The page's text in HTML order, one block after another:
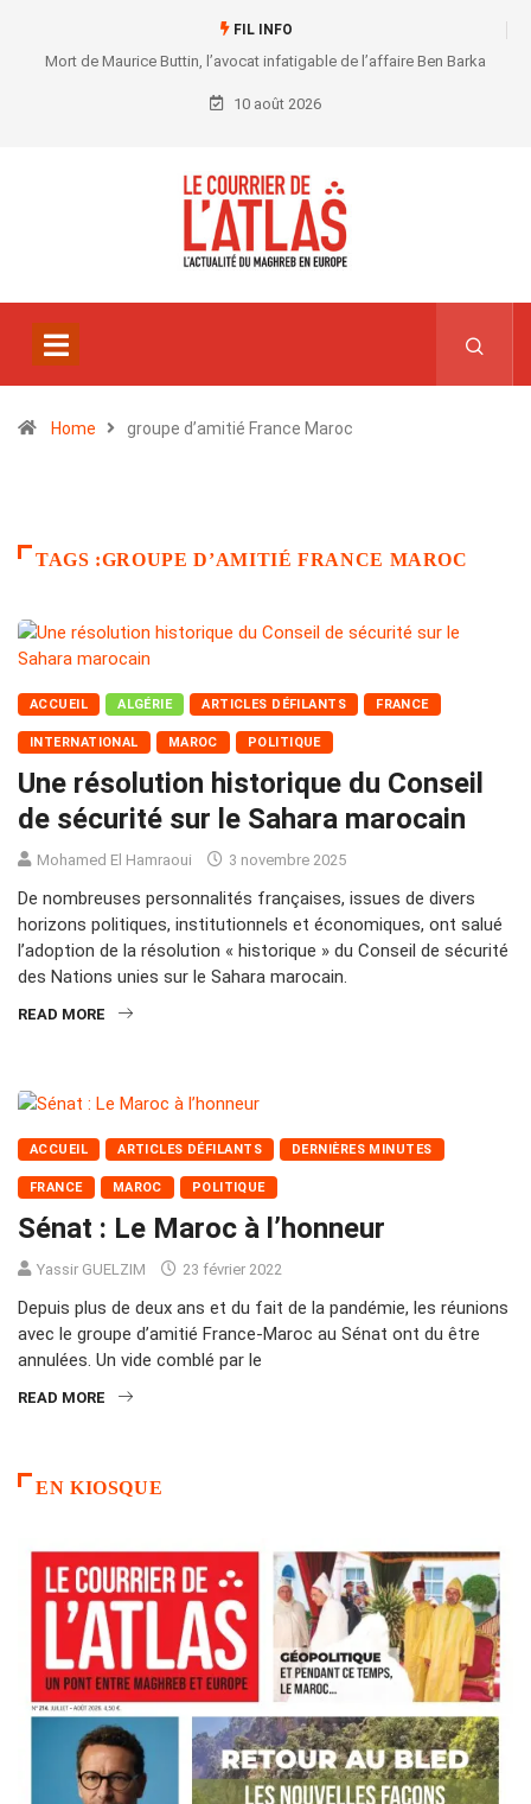
FIL INFO
Mort de Maurice Buttin, l’avocat infatigable de l’affaire Ben Barka
10 août 2026
Home groupe d’amitié France Maroc
TAGS :GROUPE D’AMITIÉ FRANCE MAROC
ACCUEIL ALGÉRIE ARTICLES DÉFILANTS FRANCE
INTERNATIONAL MAROC POLITIQUE
Une résolution historique du Conseil
de sécurité sur le Sahara marocain
Mohamed El Hamraoui 3 novembre 2025
De nombreuses personnalités françaises, issues de divers
horizons politiques, institutionnels et économiques, ont salué
l’adoption de la résolution « historique » du Conseil de sécurité
des Nations unies sur le Sahara marocain.
READ MORE
ACCUEIL ARTICLES DÉFILANTS DERNIÈRES MINUTES
FRANCE MAROC POLITIQUE
Sénat : Le Maroc à l’honneur
Yassir GUELZIM 23 février 2022
Depuis plus de deux ans et du fait de la pandémie, les réunions
avec le groupe d’amitié France-Maroc au Sénat ont du être
annulées. Un vide comblé par le
READ MORE
EN KIOSQUE